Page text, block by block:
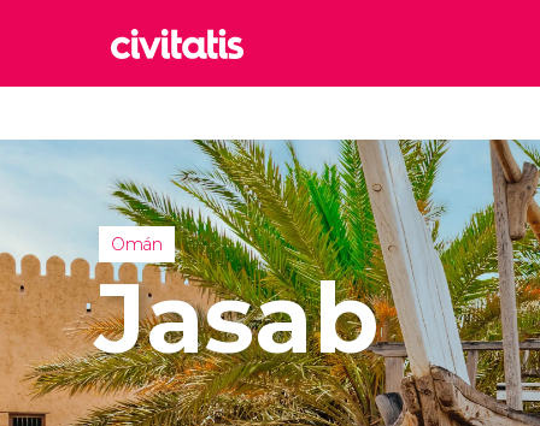
Italia
Reino
Reino
Turquía
Omán
Jasab